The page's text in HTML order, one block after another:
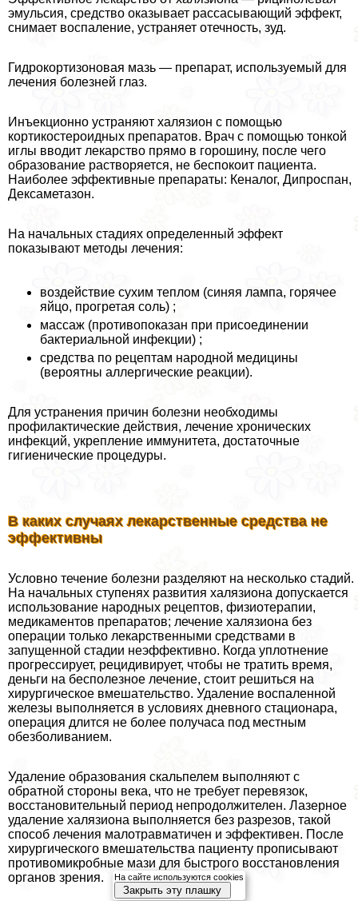
эмульсия, средство оказывает рассасывающий эффект,
снимает воспаление, устраняет отечность, зуд.
Гидрокортизоновая мазь — препарат, используемый для
лечения болезней глаз.
Инъекционно устраняют халязион с помощью
кортикостероидных препаратов. Врач с помощью тонкой
иглы вводит лекарство прямо в горошину, после чего
образование растворяется, не беспокоит пациента.
Наиболее эффективные препараты: Кеналог, Дипроспан,
Дексаметазон.
На начальных стадиях определенный эффект
показывают методы лечения:
воздействие сухим теплом (синяя лампа, горячее
яйцо, прогретая соль) ;
массаж (противопоказан при присоединении
бактериальной инфекции) ;
средства по рецептам народной медицины
(вероятны аллергические реакции).
Для устранения причин болезни необходимы
профилактические действия, лечение хронических
инфекций, укрепление иммунитета, достаточные
гигиенические процедуры.
В каких случаях лекарственные средства не
эффективны
Условно течение болезни разделяют на несколько стадий.
На начальных ступенях развития халязиона допускается
использование народных рецептов, физиотерапии,
медикаментов препаратов; лечение халязиона без
операции только лекарственными средствами в
запущенной стадии неэффективно. Когда уплотнение
прогрессирует, рецидивирует, чтобы не тратить время,
деньги на бесполезное лечение, стоит решиться на
хирургическое вмешательство. Удаление воспаленной
железы выполняется в условиях дневного стационара,
операция длится не более получаса под местным
обезболиванием.
Удаление образования скальпелем выполняют с
обратной стороны века, что не требует перевязок,
восстановительный период непродолжителен. Лазерное
удаление халязиона выполняется без разрезов, такой
способ лечения малотравматичен и эффективен. После
хирургического вмешательства пациенту прописывают
противомикробные мази для быстрого восстановления
органов зрения.
На сайте используются cookies
Закрыть эту плашку